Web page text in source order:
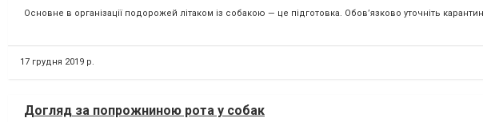
Основне в організації подорожей літаком із собакою — це підготовка. Обов’язково уточніть
17 грудня 2019 р.
Догляд за попрожниною рота у собак